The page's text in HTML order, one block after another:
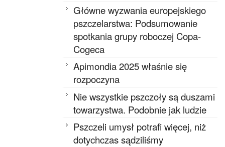
Główne wyzwania europejskiego
pszczelarstwa: Podsumowanie
spotkania grupy roboczej Copa-
Cogeca
Apimondia 2025 właśnie się
rozpoczyna
Nie wszystkie pszczoły są duszami
towarzystwa. Podobnie jak ludzie
Pszczeli umysł potrafi więcej, niż
dotychczas sądziliśmy